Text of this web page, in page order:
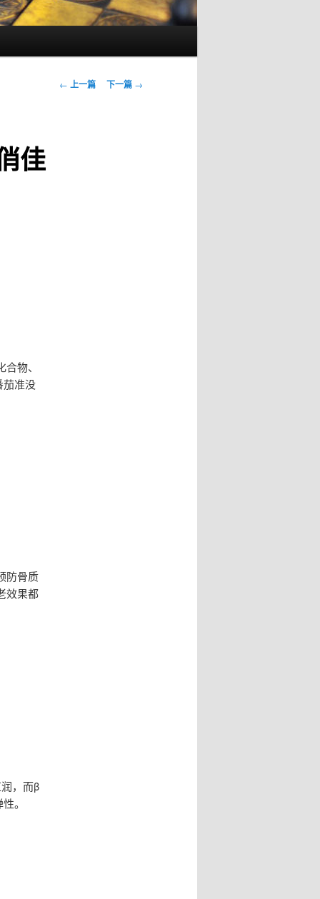
文
← 上一篇 下一篇 →
佳
物、
茄准没
防骨质
效果都
，而β
。